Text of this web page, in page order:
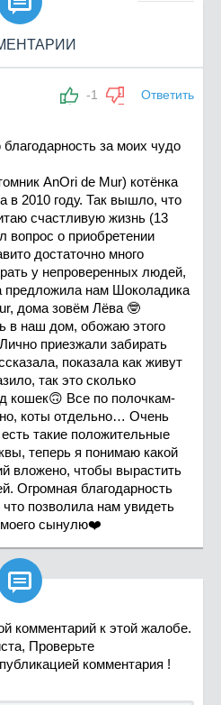
-1 Ответить
за моих чудо
AnOri de Mur) котёнка
в 2010 году. Так вышло, что
счастливую жизнь (13
вопрос о приобретении
достаточно много
у непроверенных людей,
предложила нам Шоколадика
дома зовём Лёва 🤓
в наш дом, обожаю этого
приезжали забирать
показала как живут
так это сколько
кошек🙃 Все по полочкам-
коты отдельно… Очень
такие положительные
теперь я понимаю какой
вложено, чтобы вырастить
Огромная благодарность
позволила нам увидеть
моего сынулю❤️
комментарий к этой жалобе.
Проверьте
комментария !